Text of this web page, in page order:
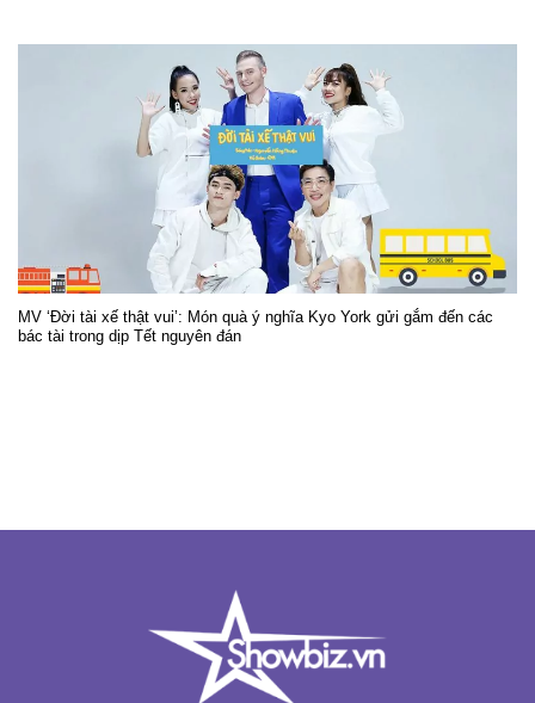
MV ‘Đời tài xế thật vui’: Món quà ý nghĩa Kyo York gửi gắm đến các
bác tài trong dịp Tết nguyên đán